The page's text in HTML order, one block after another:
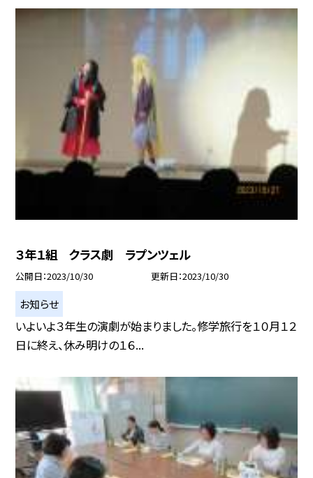
３年１組 クラス劇 ラプンツェル
公開日 2023/10/30 更新日 2023/10/30
お知らせ
いよいよ３年生の演劇が始まりました。修学旅行を１０月１２
日に終え、休み明けの１６...